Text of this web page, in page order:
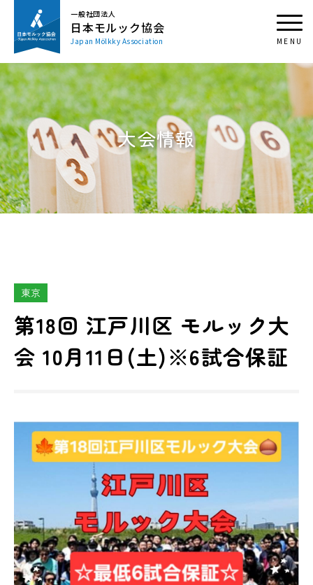
一般社団法人
日本モルック協会
Japan Mölkky Association
大会情報
東京
第18回 江戸川区 モルック大
会 10月11日(土)※6試合保証